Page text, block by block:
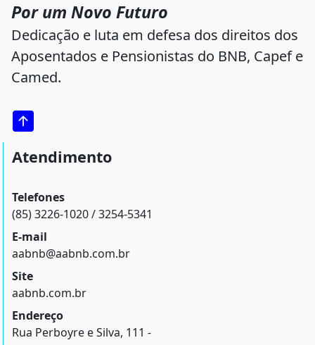
Por um Novo Futuro
Dedicação e luta em defesa dos direitos dos
Aposentados e Pensionistas do BNB, Capef e
Camed.
Atendimento
Telefones
(85) 3226-1020 / 3254-5341
E-mail
aabnb@aabnb.com.br
Site
aabnb.com.br
Endereço
Rua Perboyre e Silva, 111 -